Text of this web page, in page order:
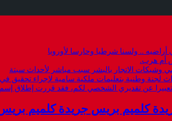
.. ولسنا شرطيا وحارسا لأوروبا
أم هرب.
وشبكات الاتجار بالبشر سبب مباشر لأحداث سبتة
لجنة وطنية بتعليمات ملكية سامية لإجراء تحقيق
عن تقديري الشخصي لكم، فقد قررت إطلاق
كلميم بريس جريدة كلميم